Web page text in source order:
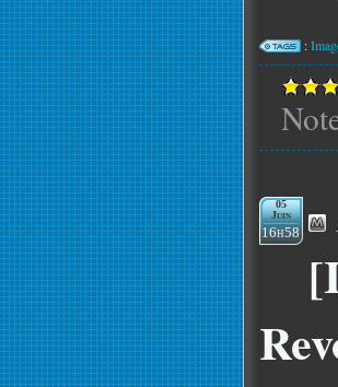
:
05
Juin
16h58